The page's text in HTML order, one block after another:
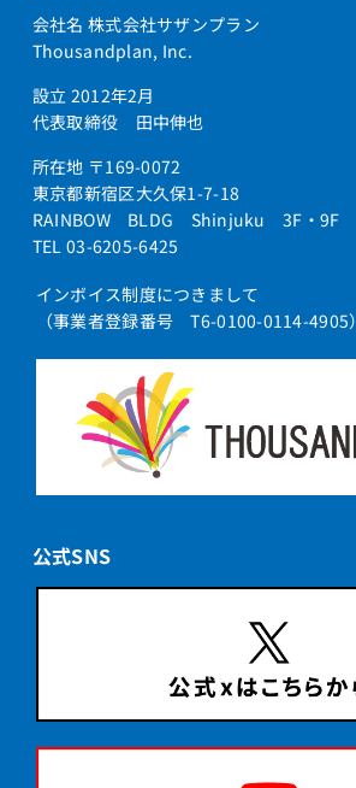
会社名 株式会社サザンプラン
Thousandplan, Inc.
設立 2012年2月
代表取締役 田中伸也
所在地 〒169-0072
東京都新宿区大久保1-7-18
RAINBOW BLDG Shinjuku 3F・9F
TEL 03-6205-6425
インボイス制度につきまして
（事業者登録番号 T6-0100-0114-4905）
公式SNS